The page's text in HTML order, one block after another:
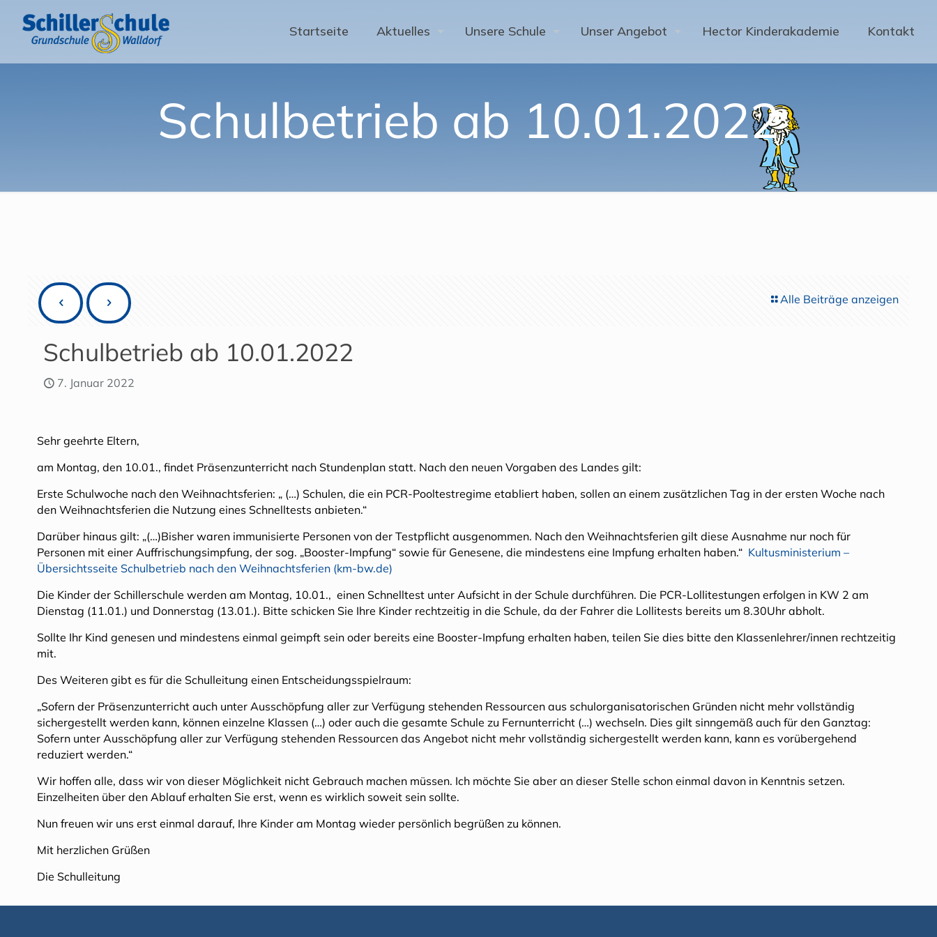
Startseite Aktuelles Unsere Schule Unser Angebot Hector Kinderakademie Kontakt
Schulbetrieb ab 10.01.2022
Alle Beiträge anzeigen
Schulbetrieb ab 10.01.2022
7. Januar 2022
Sehr geehrte Eltern,
am Montag, den 10.01., findet Präsenzunterricht nach Stundenplan statt. Nach den neuen Vorgaben des Landes gilt:
Erste Schulwoche nach den Weihnachtsferien: „ (…) Schulen, die ein PCR-Pooltestregime etabliert haben, sollen an einem zusätzlichen Tag in der ersten Woche nach
den Weihnachtsferien die Nutzung eines Schnelltests anbieten.“
Darüber hinaus gilt: „(…)Bisher waren immunisierte Personen von der Testpflicht ausgenommen. Nach den Weihnachtsferien gilt diese Ausnahme nur noch für
Personen mit einer Auffrischungsimpfung, der sog. „Booster-Impfung“ sowie für Genesene, die mindestens eine Impfung erhalten haben.“ Kultusministerium –
Übersichtsseite Schulbetrieb nach den Weihnachtsferien (km-bw.de)
Die Kinder der Schillerschule werden am Montag, 10.01., einen Schnelltest unter Aufsicht in der Schule durchführen. Die PCR-Lollitestungen erfolgen in KW 2 am
Dienstag (11.01.) und Donnerstag (13.01.). Bitte schicken Sie Ihre Kinder rechtzeitig in die Schule, da der Fahrer die Lollitests bereits um 8.30Uhr abholt.
Sollte Ihr Kind genesen und mindestens einmal geimpft sein oder bereits eine Booster-Impfung erhalten haben, teilen Sie dies bitte den Klassenlehrer/innen rechtzeitig
mit.
Des Weiteren gibt es für die Schulleitung einen Entscheidungsspielraum:
„Sofern der Präsenzunterricht auch unter Ausschöpfung aller zur Verfügung stehenden Ressourcen aus schulorganisatorischen Gründen nicht mehr vollständig
sichergestellt werden kann, können einzelne Klassen (…) oder auch die gesamte Schule zu Fernunterricht (…) wechseln. Dies gilt sinngemäß auch für den Ganztag:
Sofern unter Ausschöpfung aller zur Verfügung stehenden Ressourcen das Angebot nicht mehr vollständig sichergestellt werden kann, kann es vorübergehend
reduziert werden.“
Wir hoffen alle, dass wir von dieser Möglichkeit nicht Gebrauch machen müssen. Ich möchte Sie aber an dieser Stelle schon einmal davon in Kenntnis setzen.
Einzelheiten über den Ablauf erhalten Sie erst, wenn es wirklich soweit sein sollte.
Nun freuen wir uns erst einmal darauf, Ihre Kinder am Montag wieder persönlich begrüßen zu können.
Mit herzlichen Grüßen
Die Schulleitung